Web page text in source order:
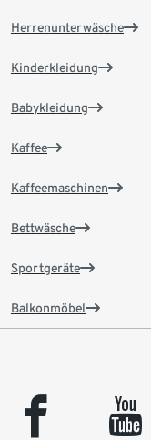
Herrenunterwäsche
Kinderkleidung
Babykleidung
Kaffee
Kaffeemaschinen
Bettwäsche
Sportgeräte
Balkonmöbel
facebook youtube